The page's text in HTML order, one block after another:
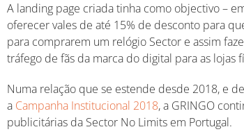
A landing page criada tinha como objectivo –
oferecer vales de até 15% de desconto para
para comprarem um relógio Sector e assim
tráfego de fãs da marca do digital para as lojas
Numa relação que se estende desde 2018, e
a Campanha Institucional 2018, a GRINGO
publicitárias da Sector No Limits em Portugal.